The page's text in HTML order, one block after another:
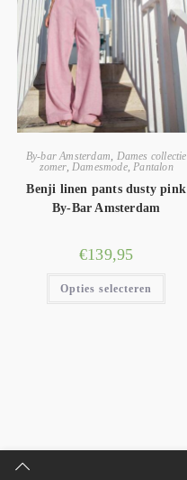
By-bar Amsterdam
Dames collectie
zomer, Damesmode, Pantalon
Benji linen pants dusty pink
By-Bar Amsterdam
€139,95
Opties selecteren